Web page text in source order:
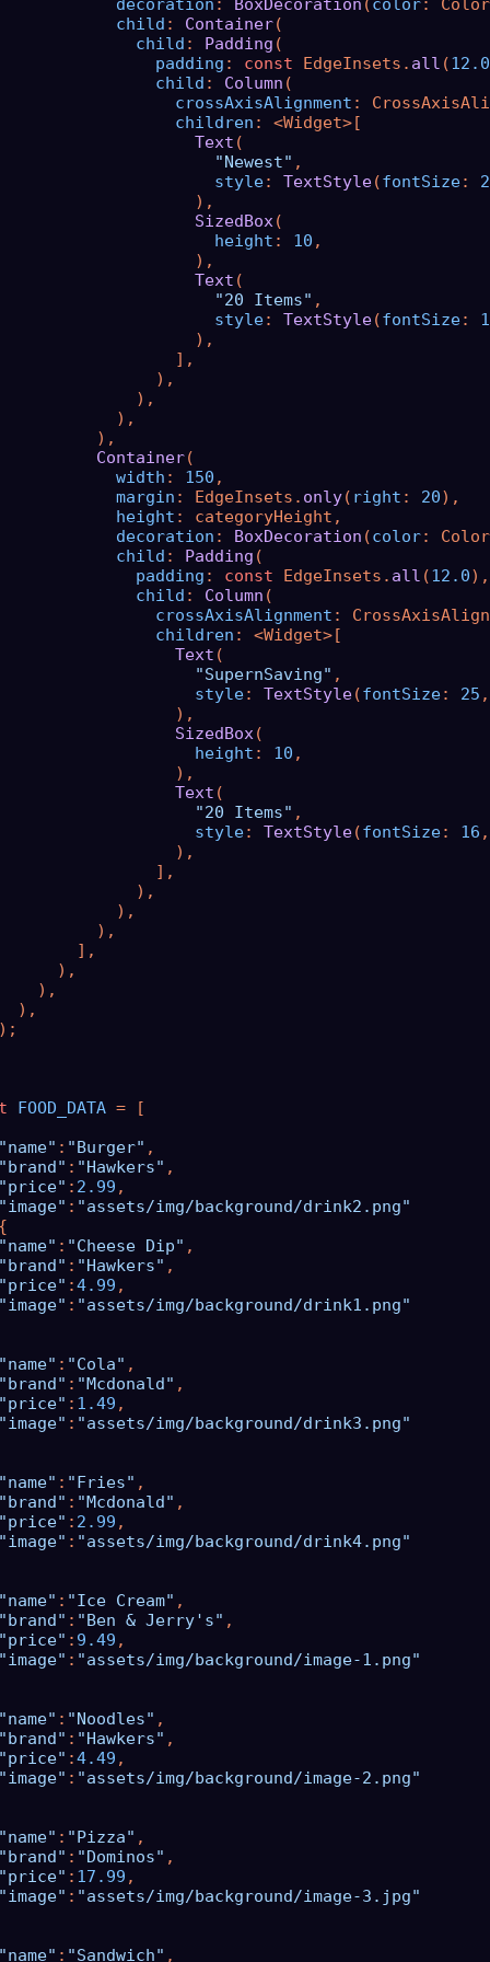
decoration : BoxDecoration ( color:
child : Container(
child : Padding (
padding : const EdgeInsets. all (12.0
child : Column (
crossAxisAlignment :
children : <Widget>[
Text (
"Newest" ,
style: TextStyle(fontSize:
),
SizedBox(
height : 10 ,
),
Text (
"20 Items" ,
style: TextStyle(fontSize:
),
],
),
),
),
),
Container(
width : 150 ,
margin : EdgeInsets. only( right : 20),
height : categoryHeight,
decoration : BoxDecoration (color:
child : Padding (
padding : const EdgeInsets. all (12.0),
child : Column (
crossAxisAlignment :
children : <Widget>[
Text (
"SupernSaving" ,
style: TextStyle(fontSize: 25
),
SizedBox(
height : 10 ,
),
Text (
"20 Items" ,
style: TextStyle(fontSize: 16
),
],
),
),
),
],
),
),
),
FOOD_DATA = [
: "Burger" ,
: "Hawkers" ,
: 2.99 ,
: "assets/img/background/drink2.png"
: "Cheese Dip" ,
: "Hawkers" ,
:4.99 ,
: "assets/img/background/drink1.png"
: "Cola" ,
: "Mcdonald" ,
: 1.49 ,
: "assets/img/background/drink3.png"
: "Fries" ,
: "Mcdonald" ,
: 2.99 ,
: "assets/img/background/drink4.png"
: "Ice Cream" ,
: "Ben & Jerry's" ,
: 9.49 ,
: "assets/img/background/image-1.png"
: "Noodles" ,
: "Hawkers" ,
:4.49 ,
: "assets/img/background/image-2.png"
: "Pizza" ,
: "Dominos" ,
: 17.99 ,
: "assets/img/background/image-3.jpg"
: "Sandwich" ,